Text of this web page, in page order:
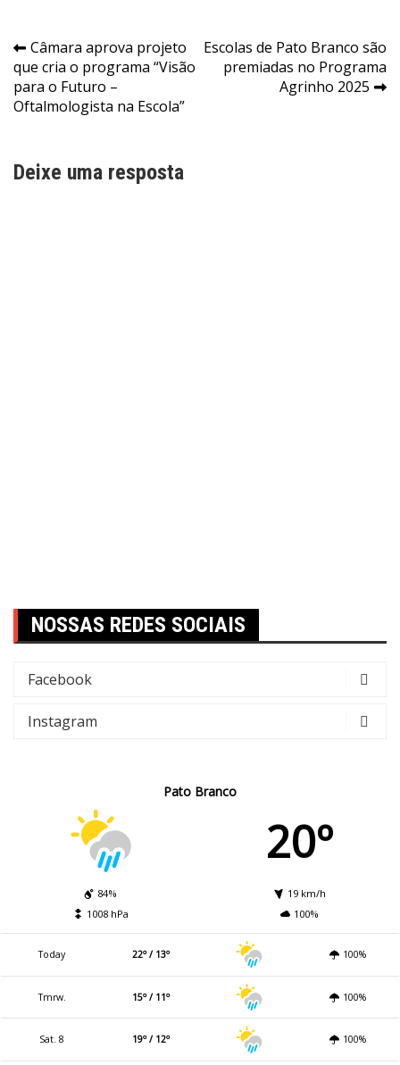
Navegação
de
Post
Câmara aprova projeto
que cria o programa “Visão
para o Futuro –
Oftalmologista na Escola”
Escolas de Pato Branco são
premiadas no Programa
Agrinho 2025
Deixe uma resposta
NOSSAS REDES SOCIAIS
Facebook
Instagram
Pato Branco
20º
84%
19 km/h
1008 hPa
100%
Today 22º / 13º 100%
Tmrw. 15º / 11º 100%
Sat. 8 19º / 12º 100%